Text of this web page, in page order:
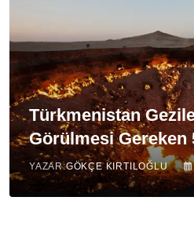
Türkmenistan
Görülmesi Gereken
YAZAR:GÖKÇE KIRTILOĞLU